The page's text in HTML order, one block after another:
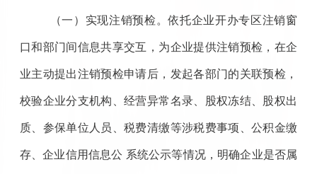
（一）实现注销预检。依托企业开办专区注销窗
口和部门间信息共享交互，为企业提供注销预检，在企
业主动提出注销预检申请后，发起各部门的关联预检，
校验企业分支机构、经营异常名录、股权冻结、股权出
质、参保单位人员、税费清缴等涉税费事项、公积金缴
存、企业信用信息公 系统公示等情况，明确企业是否属